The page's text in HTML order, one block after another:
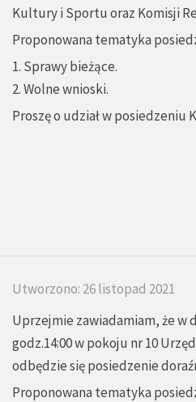
Kultury i Sportu oraz Komisji
Proponowana tematyka
1. Sprawy bieżące.
2. Wolne wnioski.
Proszę o udział w posiedzeniu
Utworzono: 26 listopad 2021
Uprzejmie zawiadamiam, że w
godz.14:00 w pokoju nr 10
odbędzie się posiedzenie
Proponowana tematyka